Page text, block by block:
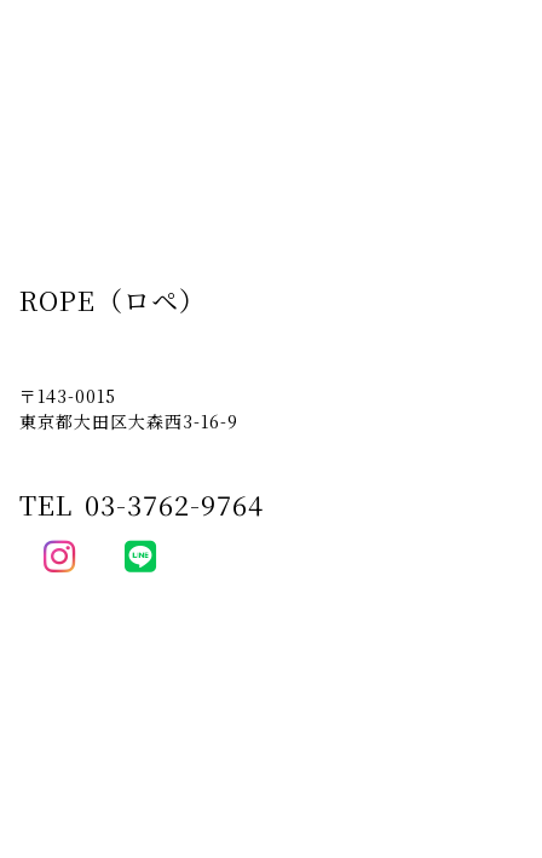
ROPE（ロペ）
〒143-0015
東京都大田区大森西3-16-9
TEL 03-3762-9764